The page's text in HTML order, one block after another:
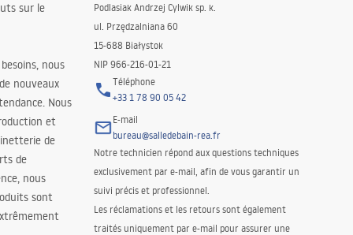
sur le
nous
nouveaux
Nous
et
de
de
nous
sont
Podlasiak Andrzej Cylwik sp. k.
ul. Przędzalniana 60
15-688 Białystok
NIP 966-216-01-21
Téléphone
+33 1 78 90 05 42
E-mail
bureau@salledebain-rea.fr
Notre technicien répond aux questions techniques
exclusivement par e-mail, afin de vous garantir un
suivi précis et professionnel.
Les réclamations et les retours sont également
traités uniquement par e-mail pour assurer une